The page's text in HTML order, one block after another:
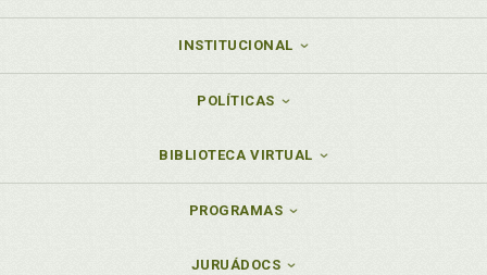
INSTITUCIONAL
POLÍTICAS
BIBLIOTECA VIRTUAL
PROGRAMAS
JURUÁDOCS